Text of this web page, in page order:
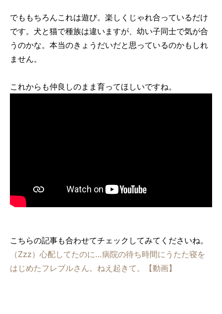
でももちろんこれは遊び。楽しくじゃれ合っているだけ
です。犬と猫で種族は違いますが、幼い子同士で気が合
うのかな。本当のきょうだいだと思っているのかもしれ
ません。
これからも仲良しのまま育ってほしいですね。
こちらの記事も合わせてチェックしてみてくださいね。
（Zzz）心配してたのに…病院の待ち時間にうたた寝を
はじめたフレブルさん。ねえ起きて。【動画】